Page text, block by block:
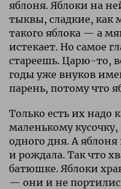
яблоня. Яблоки на
тыквы, сладкие, как
такого яблока — а
истекает. Но самое
стареешь. Царю-то,
годы уже внуков
парень, потому что
Только есть их
маленькому
одного дня. А
и рождала. Так что
батюшке. Яблоки
— они и не